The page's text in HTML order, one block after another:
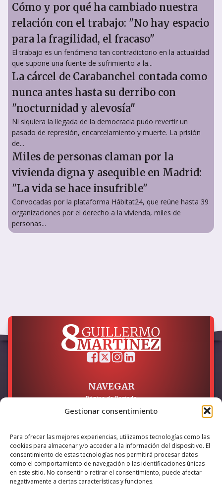
Gestionar consentimiento
Para ofrecer las mejores experiencias, utilizamos tecnologías como las
cookies para almacenar y/o acceder a la información del dispositivo. El
consentimiento de estas tecnologías nos permitirá procesar datos
como el comportamiento de navegación o las identificaciones únicas
en este sitio. No consentir o retirar el consentimiento, puede afectar
negativamente a ciertas características y funciones.
Cómo y por qué ha cambiado nuestra
relación con el trabajo: "No hay espacio
para la fragilidad, el fracaso"
El trabajo es un fenómeno tan contradictorio en la actualidad
que supone una fuente de sufrimiento a la...
La cárcel de Carabanchel contada como
nunca antes hasta su derribo con
"nocturnidad y alevosía"
Ni siquiera la llegada de la democracia pudo revertir un
pasado de represión, encarcelamiento y muerte. La prisión
de...
Miles de personas claman por la
vivienda digna y asequible en Madrid:
"La vida se hace insufrible"
Convocadas por la plataforma Hábitat24, que reúne hasta 39
organizaciones por el derecho a la vivienda, miles de
personas...
NAVEGAR
Página de Portada
LEGAL
Política de Privacidad
Política de Cookies
Accesibilidad
Esta empresa ha sido beneficiaria del bono Kit Digital y lo ha